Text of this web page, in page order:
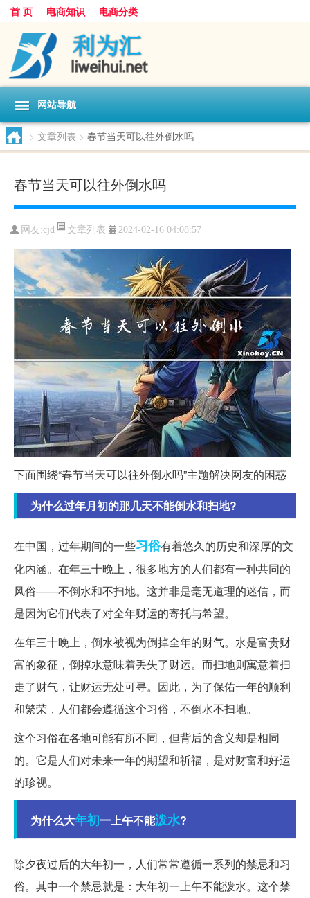
首 页 电商知识 电商分类
网站导航
> 文章列表 > 春节当天可以往外倒水吗
春节当天可以往外倒水吗
网友:cjd 文章列表 2024-02-16 04:08:57
下面围绕“春节当天可以往外倒水吗”主题解决网友的困惑
为什么过年月初的那几天不能倒水和扫地?
在中国，过年期间的一些习俗有着悠久的历史和深厚的文
化内涵。在年三十晚上，很多地方的人们都有一种共同的
风俗——不倒水和不扫地。这并非是毫无道理的迷信，而
是因为它们代表了对全年财运的寄托与希望。
在年三十晚上，倒水被视为倒掉全年的财气。水是富贵财
富的象征，倒掉水意味着丢失了财运。而扫地则寓意着扫
走了财气，让财运无处可寻。因此，为了保佑一年的顺利
和繁荣，人们都会遵循这个习俗，不倒水不扫地。
这个习俗在各地可能有所不同，但背后的含义却是相同
的。它是人们对未来一年的期望和祈福，是对财富和好运
的珍视。
为什么大年初一上午不能泼水?
除夕夜过后的大年初一，人们常常遵循一系列的禁忌和习
俗。其中一个禁忌就是：大年初一上午不能泼水。这个禁